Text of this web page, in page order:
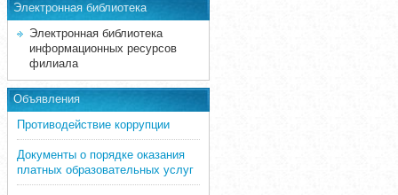
Электронная библиотека
Электронная библиотека
информационных ресурсов
филиала
Объявления
Противодействие коррупции
Документы о порядке оказания
платных образовательных услуг